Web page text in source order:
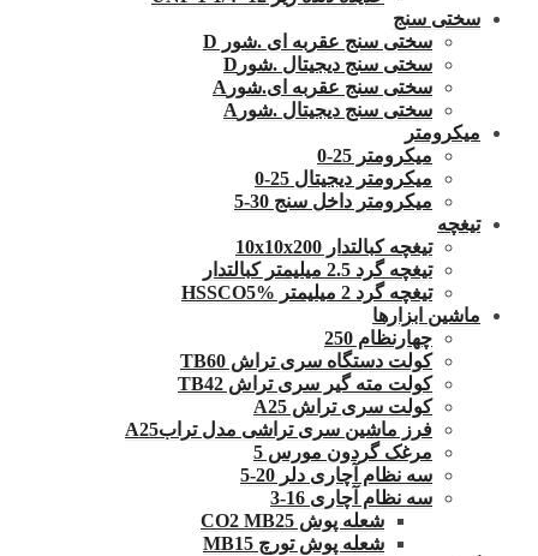
سختی سنج
سختی سنج عقربه ای .شور D
سختی سنج دیجیتال .شورD
سختی سنج عقربه ای.شورA
سختی سنج دیجیتال .شورA
میکرومتر
میکرومتر 25-0
میکرومتر دیجیتال 25-0
میکرومتر داخل سنج 30-5
تیغچه
تیغچه کبالتدار 10x10x200
تیغچه گرد 2.5 میلیمتر کبالتدار
تیغچه گرد 2 میلیمتر HSSCO5%
ماشین ابزارها
چهارنظام 250
کولت دستگاه سری تراش TB60
کولت مته گیر سری تراش TB42
کولت سری تراش A25
فرز ماشین سری تراشی مدل ترابA25
مرغک گردون مورس 5
سه نظام آچاری دلر 20-5
سه نظام آچاری 16-3
شعله پوش CO2 MB25
شعله پوش تورچ MB15